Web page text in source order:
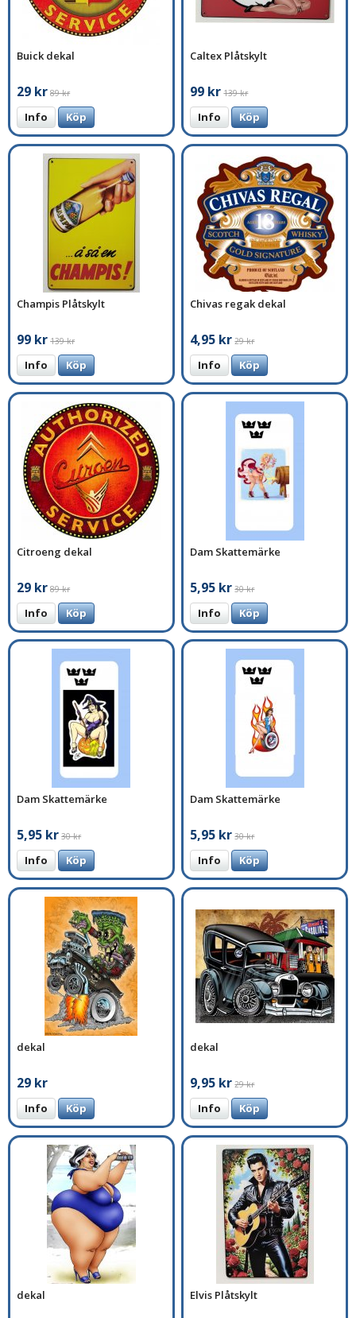
Buick dekal
29 kr 89 kr
Info Köp
Caltex Plåtskylt
99 kr 139 kr
Info Köp
Champis Plåtskylt
99 kr 139 kr
Info Köp
Chivas regak dekal
4,95 kr 29 kr
Info Köp
Citroeng dekal
29 kr 89 kr
Info Köp
Dam Skattemärke
5,95 kr 30 kr
Info Köp
Dam Skattemärke
5,95 kr 30 kr
Info Köp
Dam Skattemärke
5,95 kr 30 kr
Info Köp
dekal
29 kr
Info Köp
dekal
9,95 kr 29 kr
Info Köp
dekal Elvis Plåtskylt